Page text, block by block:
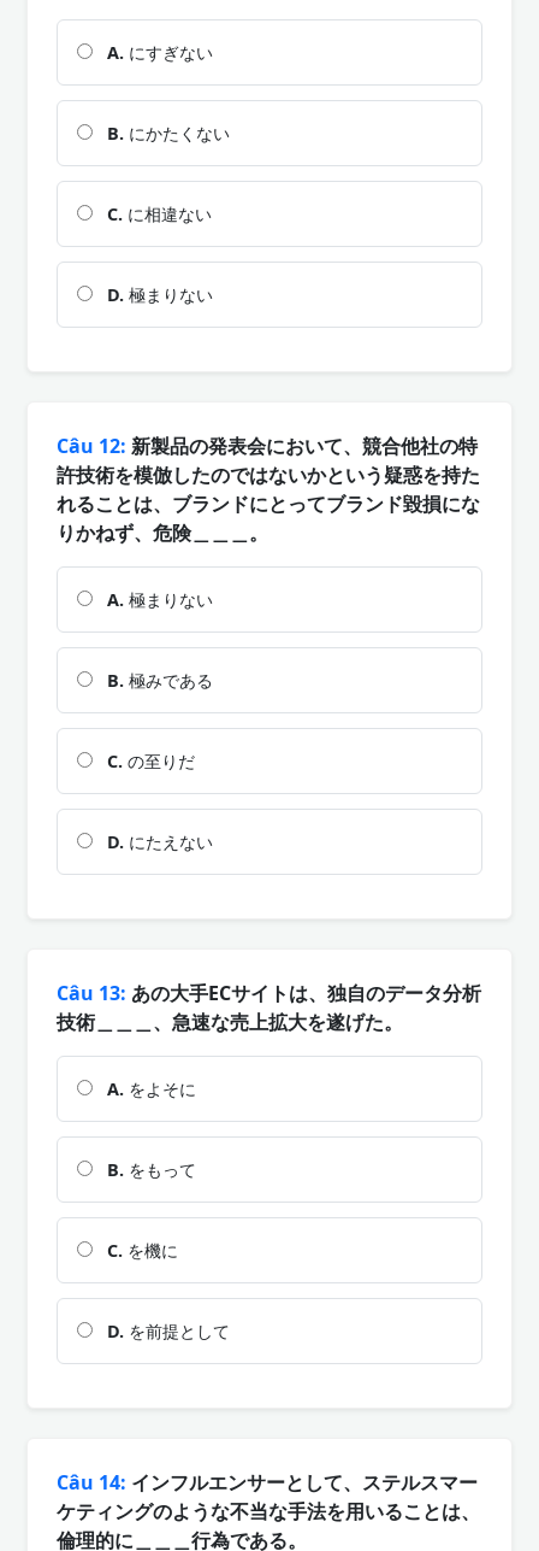
A. にすぎない
B. にかたくない
C. に相違ない
D. 極まりない
Câu 12: 新製品の発表会において、競合他社の特
許技術を模倣したのではないかという疑惑を持た
れることは、ブランドにとってブランド毀損にな
りかねず、危険＿＿＿。
A. 極まりない
B. 極みである
C. の至りだ
D. にたえない
Câu 13: あの大手ECサイトは、独自のデータ分析
技術＿＿＿、急速な売上拡大を遂げた。
A. をよそに
B. をもって
C. を機に
D. を前提として
Câu 14: インフルエンサーとして、ステルスマー
ケティングのような不当な手法を用いることは、
倫理的に＿＿＿行為である。